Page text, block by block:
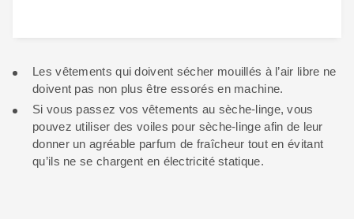
Les vêtements qui doivent sécher mouillés à l’air libre ne
doivent pas non plus être essorés en machine.
Si vous passez vos vêtements au sèche-linge, vous
pouvez utiliser des voiles pour sèche-linge afin de leur
donner un agréable parfum de fraîcheur tout en évitant
qu’ils ne se chargent en électricité statique.